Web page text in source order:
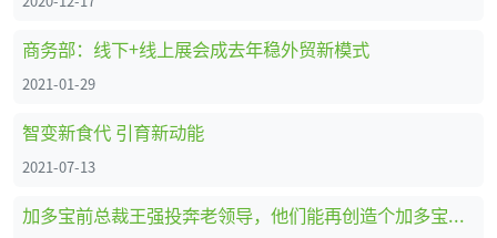
商务部：线下+线上展会成去年稳外贸新模式
2021-01-29
智变新食代 引育新动能
2021-07-13
加多宝前总裁王强投奔老领导，他们能再创造个加多宝吗？